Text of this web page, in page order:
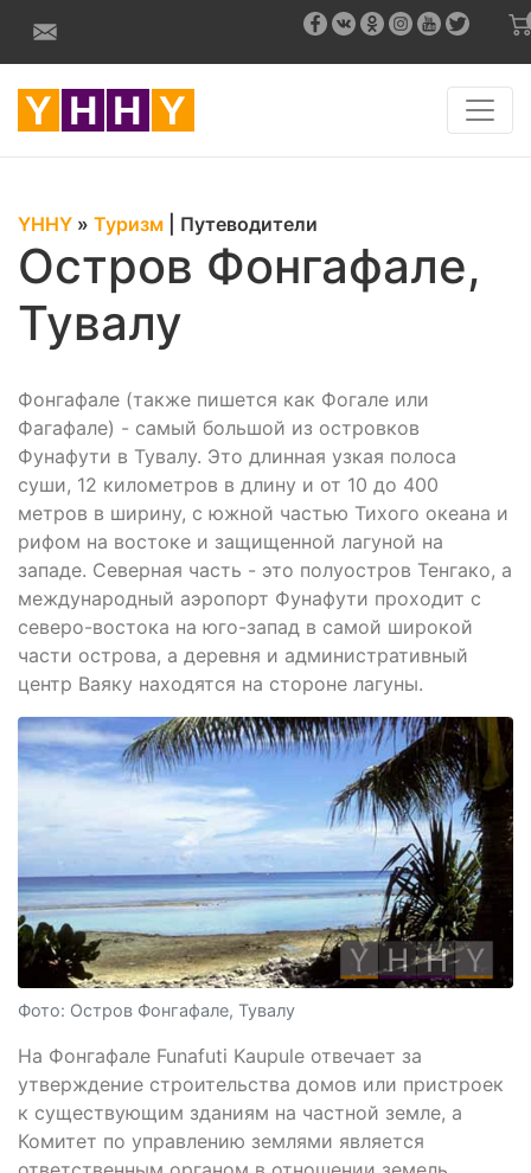
YHHY » Туризм Путеводители
Остров Фонгафале,
Тувалу
Фонгафале (также пишется как Фогале или
Фагафале) - самый большой из островков
Фунафути в Тувалу. Это длинная узкая полоса
суши, 12 километров в длину и от 10 до 400
метров в ширину, с южной частью Тихого океана и
рифом на востоке и защищенной лагуной на
западе. Северная часть - это полуостров Тенгако, а
международный аэропорт Фунафути проходит с
северо-востока на юго-запад в самой широкой
части острова, а деревня и административный
центр Ваяку находятся на стороне лагуны.
Фото: Остров Фонгафале, Тувалу
На Фонгафале Funafuti Kaupule отвечает за
утверждение строительства домов или пристроек
к существующим зданиям на частной земле, а
Комитет по управлению землями является